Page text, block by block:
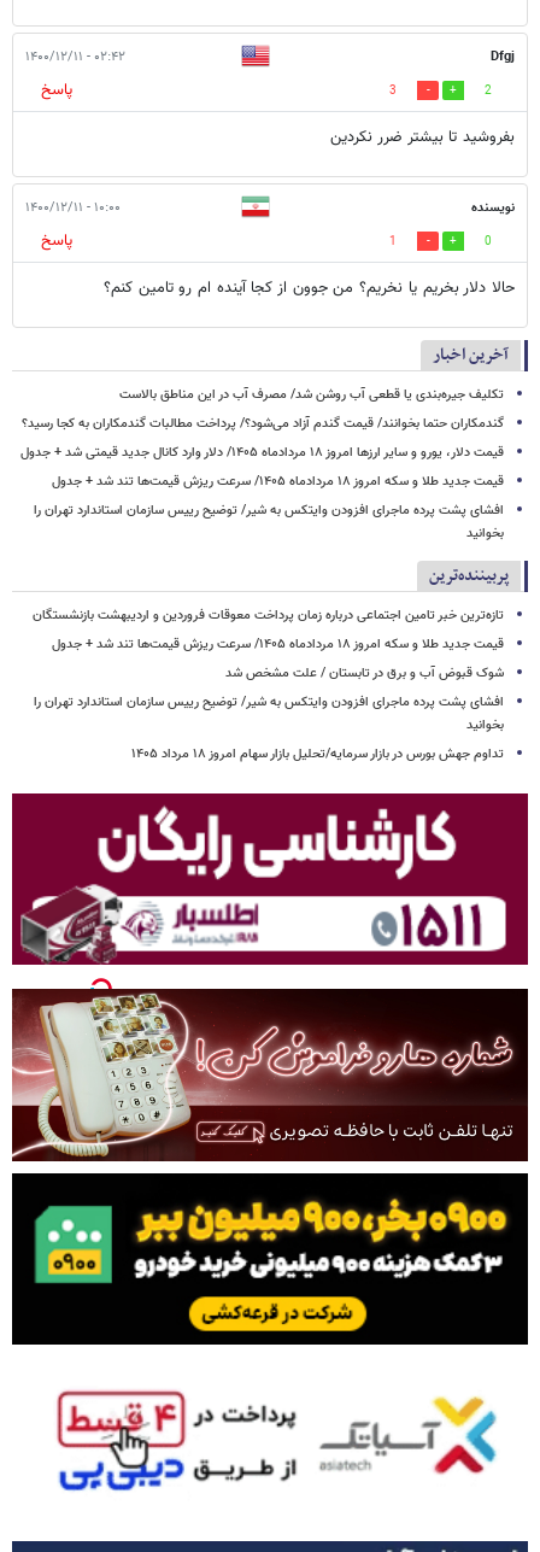
Dfgj ۰۲:۴۲ - ۱۴۰۰/۱۲/۱۱
2
3
پاسخ
بفروشید تا بیشتر ضرر نکردین
نویسنده ۱۰:۰۰ - ۱۴۰۰/۱۲/۱۱
0
1
پاسخ
حالا دلار بخریم یا نخریم؟ من جوون از کجا آینده ام رو تامین کنم؟
آخرین اخبار
تکلیف جیره‌بندی یا قطعی آب روشن شد/ مصرف آب در این مناطق بالاست
گندمکاران حتما بخوانند/ قیمت گندم آزاد می‌شود؟/ پرداخت مطالبات گندمکاران به کجا رسید؟
قیمت دلار، یورو و سایر ارزها امروز ۱۸ مردادماه ۱۴۰۵/ دلار وارد کانال جدید قیمتی شد + جدول
قیمت جدید طلا و سکه امروز ۱۸ مردادماه ۱۴۰۵/ سرعت ریزش قیمت‌ها تند شد + جدول
افشای پشت پرده ماجرای افزودن وایتکس به شیر/ توضیح رییس سازمان استاندارد تهران را
بخوانید
پربیننده‌ترین
تازه‌ترین خبر تامین اجتماعی درباره زمان پرداخت معوقات فروردین و اردیبهشت بازنشستگان
قیمت جدید طلا و سکه امروز ۱۸ مردادماه ۱۴۰۵/ سرعت ریزش قیمت‌ها تند شد + جدول
شوک قبوض آب و برق در تابستان / علت مشخص شد
افشای پشت پرده ماجرای افزودن وایتکس به شیر/ توضیح رییس سازمان استاندارد تهران را
بخوانید
تداوم جهش بورس در بازار سرمایه/تحلیل بازار سهام امروز ۱۸ مرداد ۱۴۰۵